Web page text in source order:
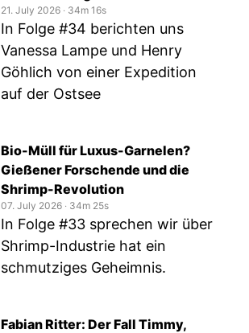
21. July 2026 ‧ 34m 16s
In Folge #34 berichten uns
Vanessa Lampe und Henry
Göhlich von einer Expedition
auf der Ostsee
Bio-Müll für Luxus-Garnelen?
Gießener Forschende und die
Shrimp-Revolution
07. July 2026 ‧ 34m 25s
In Folge #33 sprechen wir über
Shrimp-Industrie hat ein
schmutziges Geheimnis.
Fabian Ritter: Der Fall Timmy,